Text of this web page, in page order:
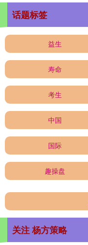
话题标签
益生
寿命
考生
中国
国际
趣操盘
关注 杨方策略